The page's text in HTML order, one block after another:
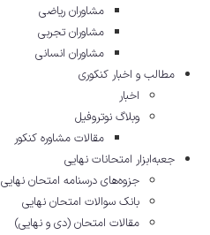
مشاوران ریاضی
مشاوران تجربی
مشاوران انسانی
مطالب و اخبار کنکوری
اخبار
وبلاگ نوتروفیل
مقالات مشاوره‌ کنکور
جعبه‌ابزار امتحانات نهایی
جزوه‌های درسنامه امتحان نهایی
بانک سوالات امتحان نهایی
مقالات امتحان (دی و نهایی)